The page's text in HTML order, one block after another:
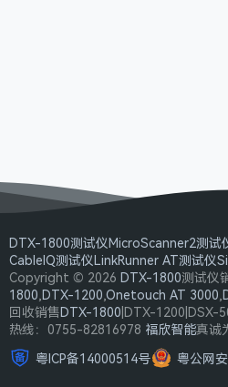
DTX-1800测试仪MicroScanner2测试
CableIQ测试仪LinkRunner AT测试仪
Copyright © 2026 DTX-1800测试仪
1800,DTX-1200,Onetouch AT 3000,
回收销售DTX-1800|DTX-1200|DSX-
热线：0755-82816978 福欣智能真诚
粤ICP备14000514号
粤公网